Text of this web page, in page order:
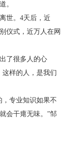
。
世。4天后，近
仪式，近万人在网
了很多人的心
样的人，是我们
专业知识如果不
会干瘪无味。”邹